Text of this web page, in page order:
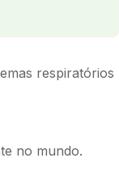
respiratórios
no mundo.